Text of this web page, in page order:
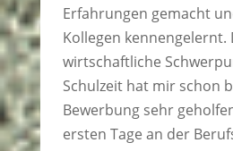
Erfahrungen gemacht
Kollegen kennengelernt.
wirtschaftliche
Schulzeit hat mir schon
Bewerbung sehr
ersten Tage an der